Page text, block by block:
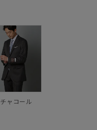
チャコール